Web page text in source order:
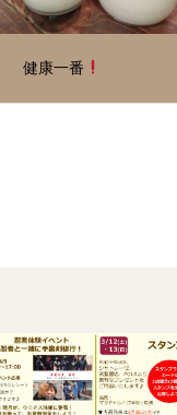
健康一番